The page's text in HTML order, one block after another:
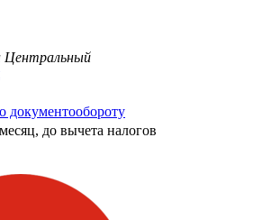
Центральный
документообороту
до вычета налогов